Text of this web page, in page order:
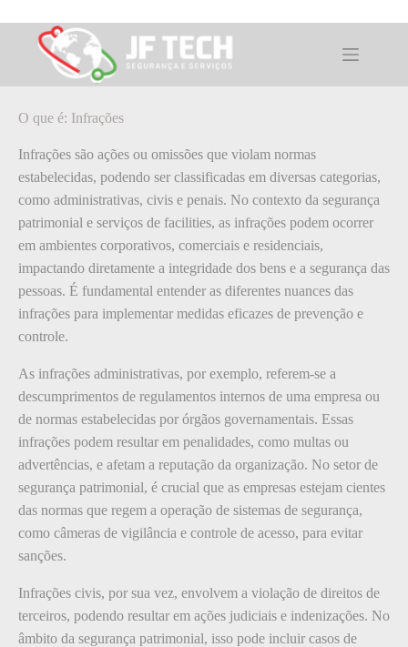
para
conteúdoO que é: Infrações
O que é: Infrações
Infrações são ações ou omissões que violam normas
estabelecidas, podendo ser classificadas em diversas categorias,
como administrativas, civis e penais. No contexto da segurança
patrimonial e serviços de facilities, as infrações podem ocorrer
em ambientes corporativos, comerciais e residenciais,
impactando diretamente a integridade dos bens e a segurança das
pessoas. É fundamental entender as diferentes nuances das
infrações para implementar medidas eficazes de prevenção e
controle.
As infrações administrativas, por exemplo, referem-se a
descumprimentos de regulamentos internos de uma empresa ou
de normas estabelecidas por órgãos governamentais. Essas
infrações podem resultar em penalidades, como multas ou
advertências, e afetam a reputação da organização. No setor de
segurança patrimonial, é crucial que as empresas estejam cientes
das normas que regem a operação de sistemas de segurança,
como câmeras de vigilância e controle de acesso, para evitar
sanções.
Infrações civis, por sua vez, envolvem a violação de direitos de
terceiros, podendo resultar em ações judiciais e indenizações. No
âmbito da segurança patrimonial, isso pode incluir casos de